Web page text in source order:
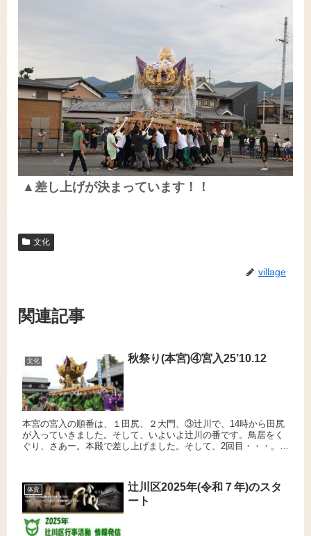
▲差し上げが決まっています！！
文化
village
関連記事
文化 秋祭り(本宮)④宮入25’10.12
本宮の宮入の順番は、１田尻、２大門、③辻川で、14時から田尻
が入っていきました。そして、いよいよ辻川の番です。鳥居をく
ぐり、さあー。本殿で差し上げました。そして、2回目・・・。裏
体育
辻川区2025年(令和７年)のスタ
ート